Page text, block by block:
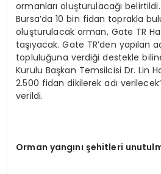
ormanları oluşturulacağı
Bursa’da 10 bin fidan toprakla
oluşturulacak orman, Gate TR
taşıyacak. Gate TR’den yapılan
topluluğuna verdiği destekle
Kurulu Başkan Temsilcisi Dr. Lin
2.500 fidan dikilerek adı
verildi.
Orman yangını şehitleri